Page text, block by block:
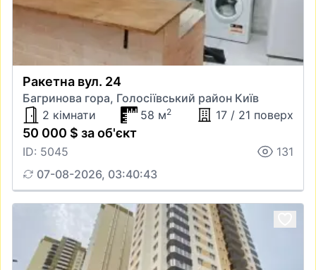
Ракетна вул. 24
Багринова гора, Голосіївський район Київ
2 кімнати
58 м2 17 / 21 поверх
50 000 $ за об'єкт
ID: 5045
131
07-08-2026, 03:40:43